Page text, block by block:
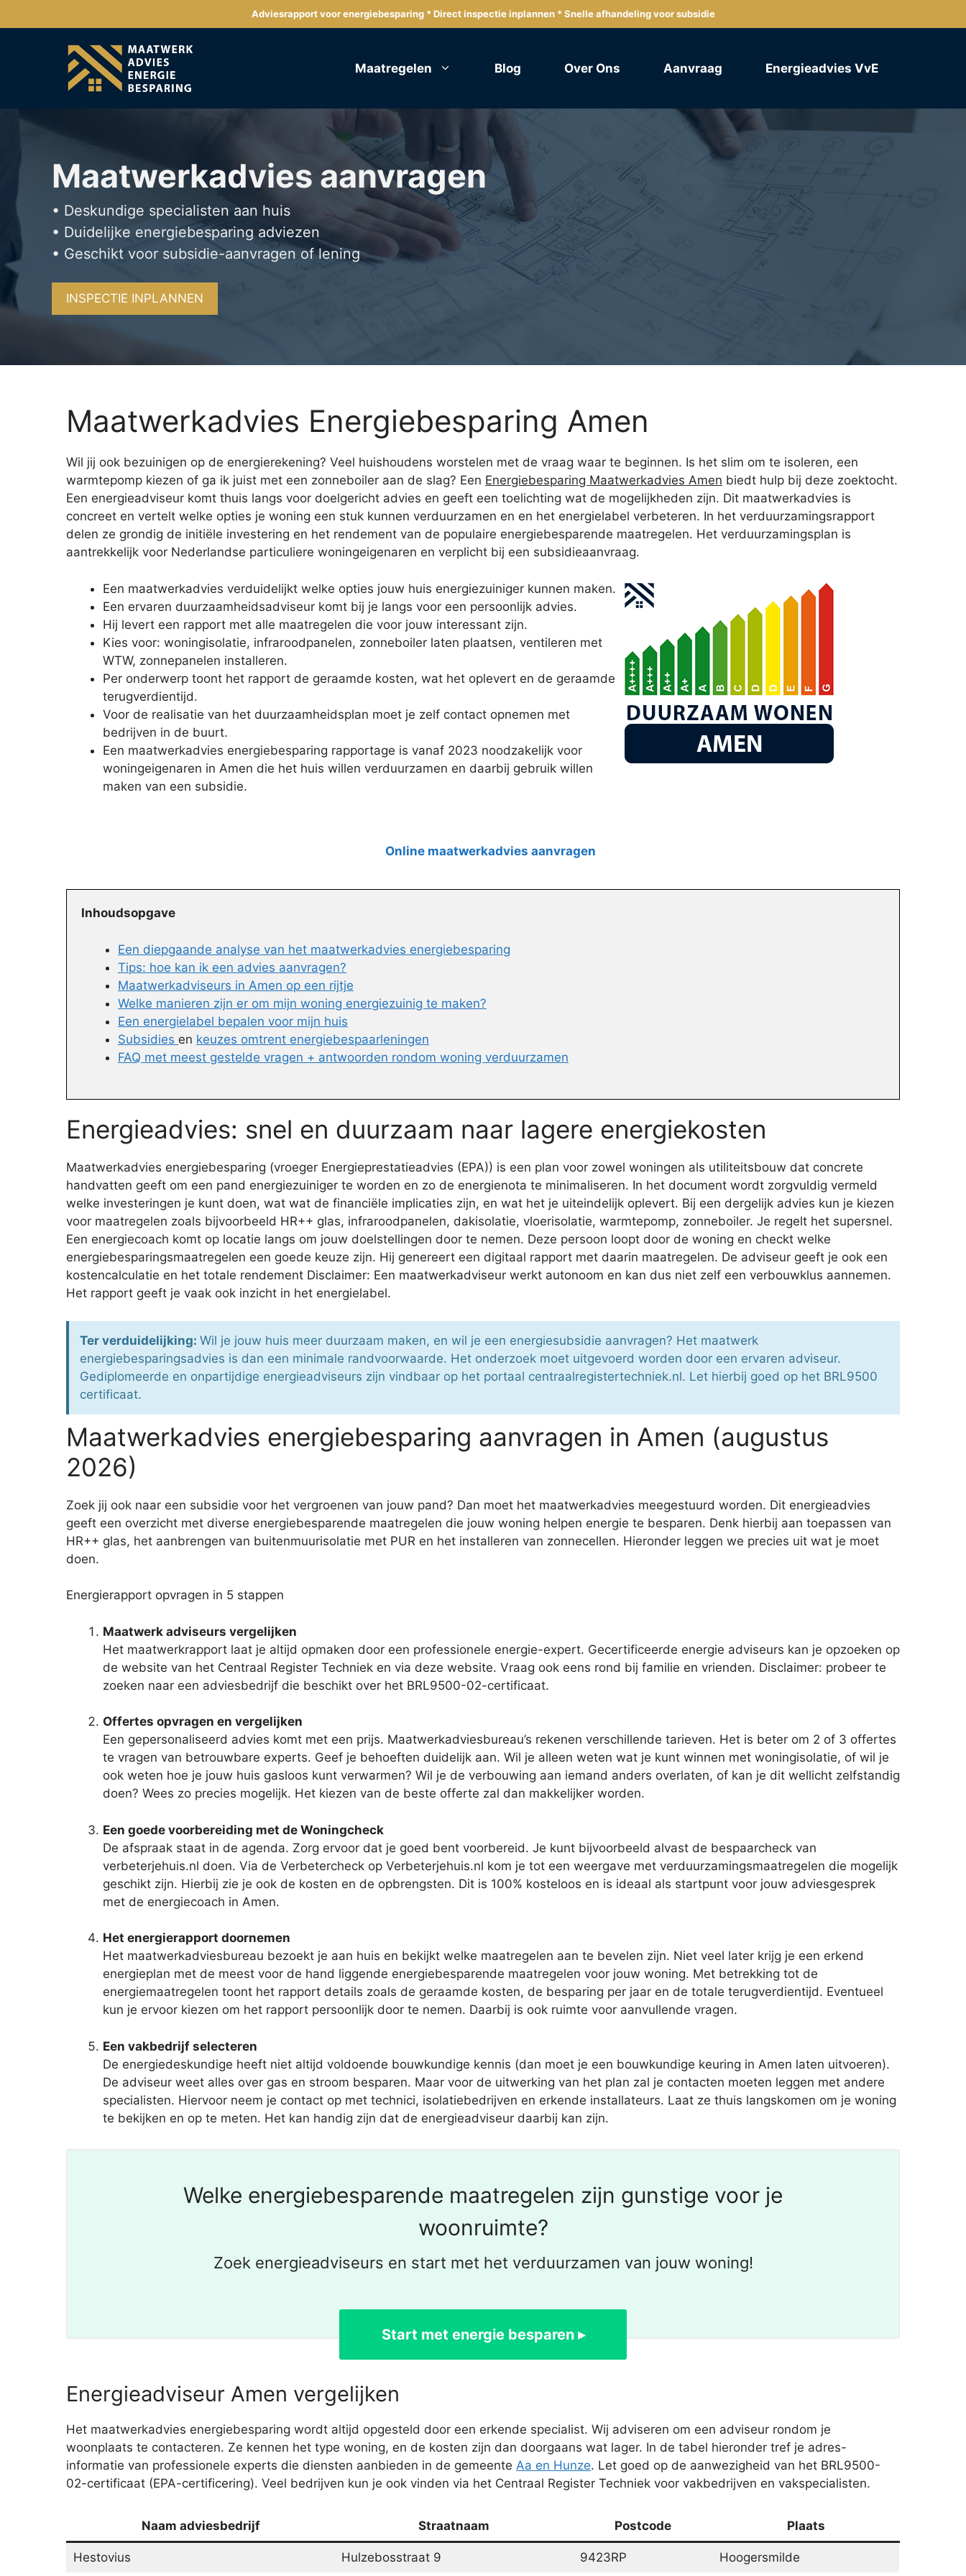
naar
Adviesrapport voor energiebesparing * Direct inspectie inplannen * Snelle afhandeling voor subsidie
Maatregelen Blog Over Ons Aanvraag Energieadvies VvE
Maatwerkadvies aanvragen
• Deskundige specialisten aan huis
• Duidelijke energiebesparing adviezen
• Geschikt voor subsidie-aanvragen of lening
INSPECTIE INPLANNEN
Maatwerkadvies Energiebesparing Amen
Wil jij ook bezuinigen op de energierekening? Veel huishoudens worstelen met de vraag waar te beginnen. Is het slim om te isoleren, een
warmtepomp kiezen of ga ik juist met een zonneboiler aan de slag? Een Energiebesparing Maatwerkadvies Amen biedt hulp bij deze zoektocht.
Een energieadviseur komt thuis langs voor doelgericht advies en geeft een toelichting wat de mogelijkheden zijn. Dit maatwerkadvies is
concreet en vertelt welke opties je woning een stuk kunnen verduurzamen en en het energielabel verbeteren. In het verduurzamingsrapport
delen ze grondig de initiële investering en het rendement van de populaire energiebesparende maatregelen. Het verduurzamingsplan is
aantrekkelijk voor Nederlandse particuliere woningeigenaren en verplicht bij een subsidieaanvraag.
Een maatwerkadvies verduidelijkt welke opties jouw huis energiezuiniger kunnen maken.
Een ervaren duurzaamheidsadviseur komt bij je langs voor een persoonlijk advies.
Hij levert een rapport met alle maatregelen die voor jouw interessant zijn.
Kies voor: woningisolatie, infraroodpanelen, zonneboiler laten plaatsen, ventileren met
WTW, zonnepanelen installeren.
Per onderwerp toont het rapport de geraamde kosten, wat het oplevert en de geraamde
terugverdientijd.
Voor de realisatie van het duurzaamheidsplan moet je zelf contact opnemen met
bedrijven in de buurt.
Een maatwerkadvies energiebesparing rapportage is vanaf 2023 noodzakelijk voor
woningeigenaren in Amen die het huis willen verduurzamen en daarbij gebruik willen
maken van een subsidie.
Online maatwerkadvies aanvragen
Inhoudsopgave
Een diepgaande analyse van het maatwerkadvies energiebesparing
Tips: hoe kan ik een advies aanvragen?
Maatwerkadviseurs in Amen op een rijtje
Welke manieren zijn er om mijn woning energiezuinig te maken?
Een energielabel bepalen voor mijn huis
Subsidies en keuzes omtrent energiebespaarleningen
FAQ met meest gestelde vragen + antwoorden rondom woning verduurzamen
Energieadvies: snel en duurzaam naar lagere energiekosten
Maatwerkadvies energiebesparing (vroeger Energieprestatieadvies (EPA)) is een plan voor zowel woningen als utiliteitsbouw dat concrete
handvatten geeft om een pand energiezuiniger te worden en zo de energienota te minimaliseren. In het document wordt zorgvuldig vermeld
welke investeringen je kunt doen, wat wat de financiële implicaties zijn, en wat het je uiteindelijk oplevert. Bij een dergelijk advies kun je kiezen
voor maatregelen zoals bijvoorbeeld HR++ glas, infraroodpanelen, dakisolatie, vloerisolatie, warmtepomp, zonneboiler. Je regelt het supersnel.
Een energiecoach komt op locatie langs om jouw doelstellingen door te nemen. Deze persoon loopt door de woning en checkt welke
energiebesparingsmaatregelen een goede keuze zijn. Hij genereert een digitaal rapport met daarin maatregelen. De adviseur geeft je ook een
kostencalculatie en het totale rendement Disclaimer: Een maatwerkadviseur werkt autonoom en kan dus niet zelf een verbouwklus aannemen.
Het rapport geeft je vaak ook inzicht in het energielabel.
Ter verduidelijking: Wil je jouw huis meer duurzaam maken, en wil je een energiesubsidie aanvragen? Het maatwerk
energiebesparingsadvies is dan een minimale randvoorwaarde. Het onderzoek moet uitgevoerd worden door een ervaren adviseur.
Gediplomeerde en onpartijdige energieadviseurs zijn vindbaar op het portaal centraalregistertechniek.nl. Let hierbij goed op het BRL9500
certificaat.
Maatwerkadvies energiebesparing aanvragen in Amen (augustus
2026)
Zoek jij ook naar een subsidie voor het vergroenen van jouw pand? Dan moet het maatwerkadvies meegestuurd worden. Dit energieadvies
geeft een overzicht met diverse energiebesparende maatregelen die jouw woning helpen energie te besparen. Denk hierbij aan toepassen van
HR++ glas, het aanbrengen van buitenmuurisolatie met PUR en het installeren van zonnecellen. Hieronder leggen we precies uit wat je moet
doen.
Energierapport opvragen in 5 stappen
Maatwerk adviseurs vergelijken
Het maatwerkrapport laat je altijd opmaken door een professionele energie-expert. Gecertificeerde energie adviseurs kan je opzoeken op
de website van het Centraal Register Techniek en via deze website. Vraag ook eens rond bij familie en vrienden. Disclaimer: probeer te
zoeken naar een adviesbedrijf die beschikt over het BRL9500-02-certificaat.
Offertes opvragen en vergelijken
Een gepersonaliseerd advies komt met een prijs. Maatwerkadviesbureau’s rekenen verschillende tarieven. Het is beter om 2 of 3 offertes
te vragen van betrouwbare experts. Geef je behoeften duidelijk aan. Wil je alleen weten wat je kunt winnen met woningisolatie, of wil je
ook weten hoe je jouw huis gasloos kunt verwarmen? Wil je de verbouwing aan iemand anders overlaten, of kan je dit wellicht zelfstandig
doen? Wees zo precies mogelijk. Het kiezen van de beste offerte zal dan makkelijker worden.
Een goede voorbereiding met de Woningcheck
De afspraak staat in de agenda. Zorg ervoor dat je goed bent voorbereid. Je kunt bijvoorbeeld alvast de bespaarcheck van
verbeterjehuis.nl doen. Via de Verbetercheck op Verbeterjehuis.nl kom je tot een weergave met verduurzamingsmaatregelen die mogelijk
geschikt zijn. Hierbij zie je ook de kosten en de opbrengsten. Dit is 100% kosteloos en is ideaal als startpunt voor jouw adviesgesprek
met de energiecoach in Amen.
Het energierapport doornemen
Het maatwerkadviesbureau bezoekt je aan huis en bekijkt welke maatregelen aan te bevelen zijn. Niet veel later krijg je een erkend
energieplan met de meest voor de hand liggende energiebesparende maatregelen voor jouw woning. Met betrekking tot de
energiemaatregelen toont het rapport details zoals de geraamde kosten, de besparing per jaar en de totale terugverdientijd. Eventueel
kun je ervoor kiezen om het rapport persoonlijk door te nemen. Daarbij is ook ruimte voor aanvullende vragen.
Een vakbedrijf selecteren
De energiedeskundige heeft niet altijd voldoende bouwkundige kennis (dan moet je een bouwkundige keuring in Amen laten uitvoeren).
De adviseur weet alles over gas en stroom besparen. Maar voor de uitwerking van het plan zal je contacten moeten leggen met andere
specialisten. Hiervoor neem je contact op met technici, isolatiebedrijven en erkende installateurs. Laat ze thuis langskomen om je woning
te bekijken en op te meten. Het kan handig zijn dat de energieadviseur daarbij kan zijn.
Welke energiebesparende maatregelen zijn gunstige voor je
woonruimte?
Zoek energieadviseurs en start met het verduurzamen van jouw woning!
Start met energie besparen ▸
Energieadviseur Amen vergelijken
Het maatwerkadvies energiebesparing wordt altijd opgesteld door een erkende specialist. Wij adviseren om een adviseur rondom je
woonplaats te contacteren. Ze kennen het type woning, en de kosten zijn dan doorgaans wat lager. In de tabel hieronder tref je adres-
informatie van professionele experts die diensten aanbieden in de gemeente Aa en Hunze. Let goed op de aanwezigheid van het BRL9500-
02-certificaat (EPA-certificering). Veel bedrijven kun je ook vinden via het Centraal Register Techniek voor vakbedrijven en vakspecialisten.
Naam adviesbedrijf Straatnaam Postcode Plaats
Hestovius Hulzebosstraat 9 9423RP Hoogersmilde